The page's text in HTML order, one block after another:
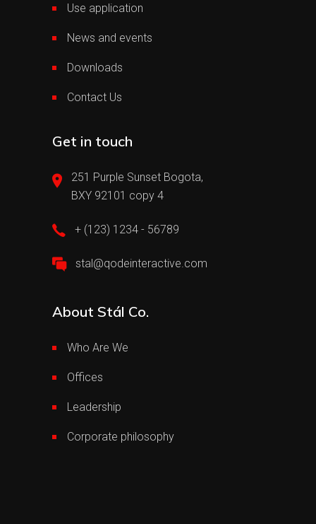
Use application
News and events
Downloads
Contact Us
Get in touch
251 Purple Sunset Bogota,
BXY 92101 copy 4
+ (123) 1234 - 56789
stal@qodeinteractive.com
About Stál Co.
Who Are We
Offices
Leadership
Corporate philosophy